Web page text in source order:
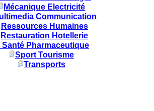
Mécanique Electricité
Communication
Ressources Humaines
Restauration Hotellerie
Santé Pharmaceutique
Sport Tourisme
Transports